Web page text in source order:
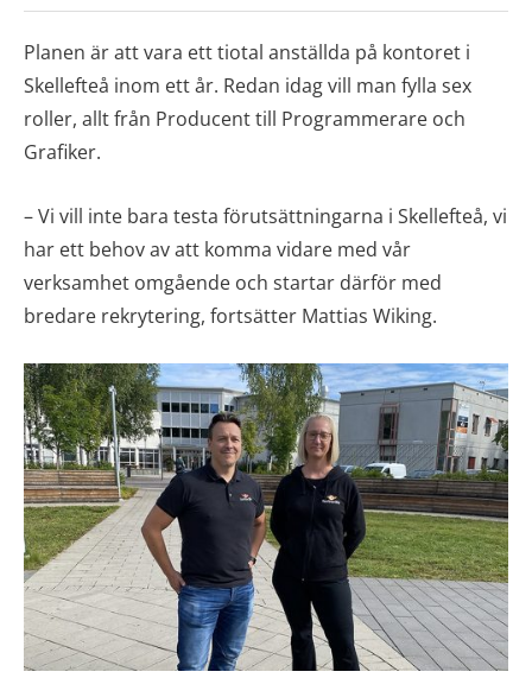
Planen är att vara ett tiotal anställda på kontoret i
Skellefteå inom ett år. Redan idag vill man fylla sex
roller, allt från Producent till Programmerare och
Grafiker.
– Vi vill inte bara testa förutsättningarna i Skellefteå, vi
har ett behov av att komma vidare med vår
verksamhet omgående och startar därför med
bredare rekrytering, fortsätter Mattias Wiking.